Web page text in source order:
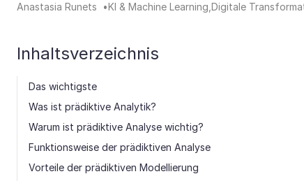
Anastasia Runets KI & Machine Learning Digitale
Inhaltsverzeichnis
Das wichtigste
Was ist prädiktive Analytik?
Warum ist prädiktive Analyse wichtig?
Funktionsweise der prädiktiven Analyse
Vorteile der prädiktiven Modellierung